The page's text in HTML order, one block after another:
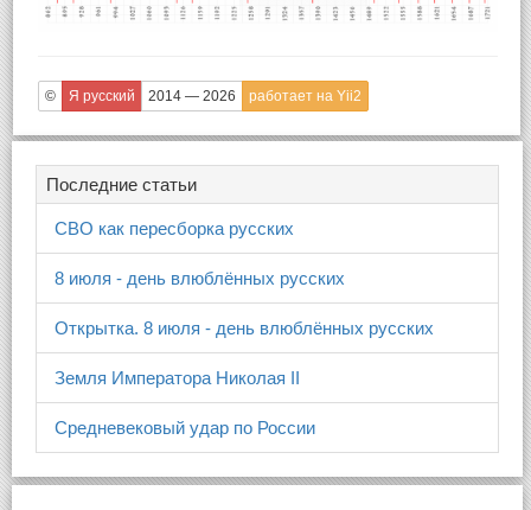
© Я русский 2014 — 2026 работает на Yii2
Последние статьи
СВО как пересборка русских
8 июля - день влюблённых русских
Открытка. 8 июля - день влюблённых русских
Земля Императора Николая II
Средневековый удар по России